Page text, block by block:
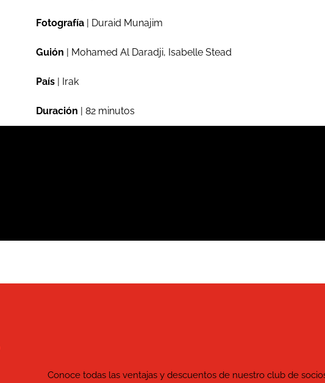
Fotografía | Duraid Munajim
Guión | Mohamed Al Daradji, Isabelle Stead
País | Irak
Duración | 82 minutos
Conoce todas las ventajas y descuentos de nuestro club de